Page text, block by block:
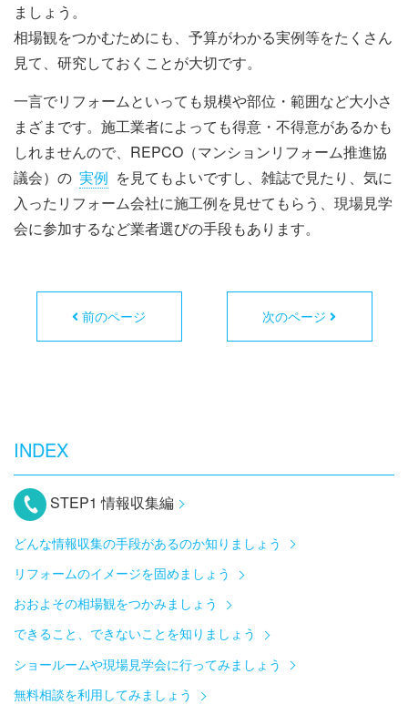
ましょう。
相場観をつかむためにも、予算がわかる実例等をたくさん
見て、研究しておくことが大切です。
一言でリフォームといっても規模や部位・範囲など大小さ
まざまです。施工業者によっても得意・不得意があるかも
しれませんので、REPCO（マンションリフォーム推進協
議会）の 実例 を見てもよいですし、雑誌で見たり、気に
入ったリフォーム会社に施工例を見せてもらう、現場見学
会に参加するなど業者選びの手段もあります。
前のページ 次のページ
INDEX
STEP1 情報収集編
どんな情報収集の手段があるのか知りましょう
リフォームのイメージを固めましょう
おおよその相場観をつかみましょう
できること、できないことを知りましょう
ショールームや現場見学会に行ってみましょう
無料相談を利用してみましょう